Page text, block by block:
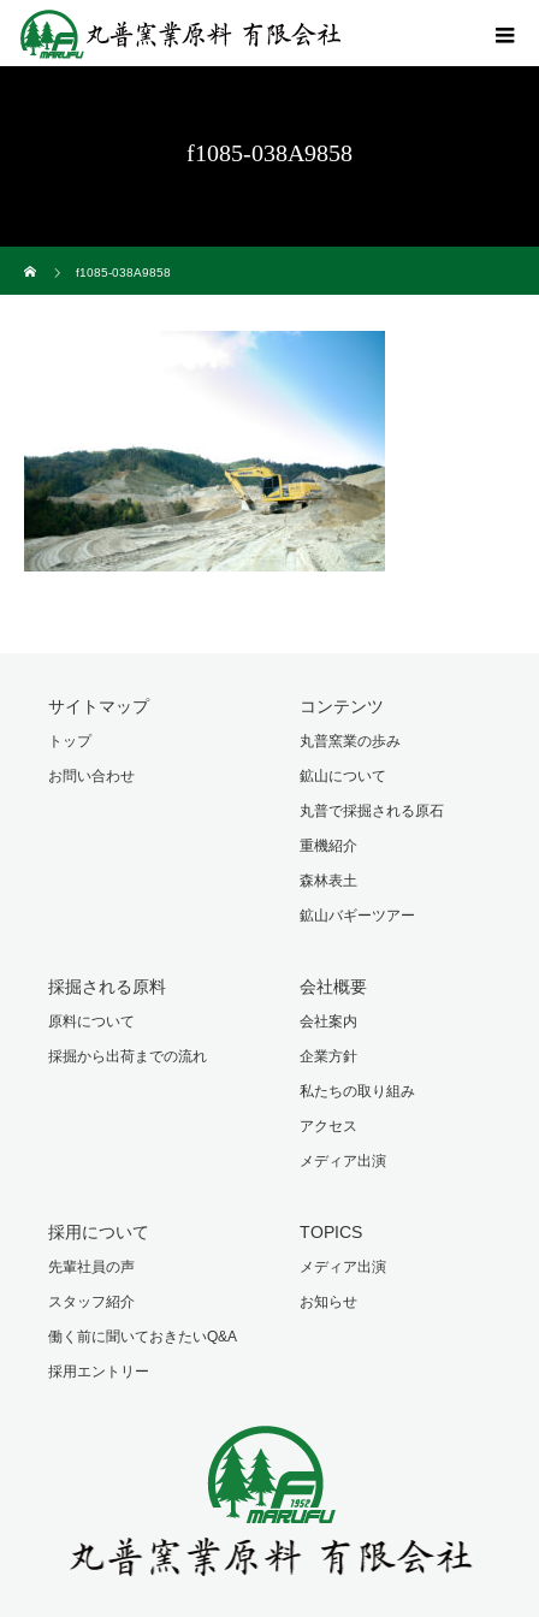
f1085-038A9858
f1085-038A9858
サイトマップ
トップ
お問い合わせ
コンテンツ
丸普窯業の歩み
鉱山について
丸普で採掘される原石
重機紹介
森林表土
鉱山バギーツアー
採掘される原料
原料について
採掘から出荷までの流れ
会社概要
会社案内
企業方針
私たちの取り組み
アクセス
メディア出演
採用について
先輩社員の声
スタッフ紹介
働く前に聞いておきたいQ&A
採用エントリー
TOPICS
メディア出演
お知らせ